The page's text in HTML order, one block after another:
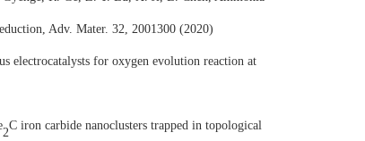
Adv. Mater. 32, 2001300 (2020)
electrocatalysts for oxygen evolution reaction at
2
C iron carbide nanoclusters trapped in topological